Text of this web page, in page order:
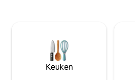
loungezones, coworking, minimarkt
het gebouw, squashbaan en
een echte oase van rust binnen de
ruimte zelf.Keuken